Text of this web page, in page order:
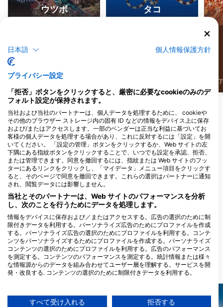
ウツボ タコ
F
このダイビングサイトに対応するダイビン
グセンター
DiveZone, SCUBA &
FREEDIVING CENTRUM
Zamecky Okruh 38/4, 74601 Opava,
チェコ共和国
近くのダイブサイト
日本語 個人情報保護方針
プライバシー設定
「拒否」ボタンをクリックすると、厳密に必要なcookieのみのデ
フォルト設定が保持されます。
当社および当社のパートナーは、個人データを処理するために、 cookieや
その他のブラウザー ストレージ内の固有 ID などの情報をデバイス上に保存
および/またはアクセスします。一部のベンダーは正当な利益に基づいてお
客様の個人データを処理する場合があり、これに反対するには「設定」を開
いてください。 「設定の管理」ボタンをクリックするか、Web サイトの左
下隅にある指紋ボタンをクリックすることで、いつでも設定を承認、拒否、
または管理できます。同意を撤回するには、指紋または Web サイトのフッ
ターにあるリンクをクリックし、「マイデータ」メニュー項目をクリックす
ると、そのページで同意を撤回できます。これらの選択はパートナーに通知
され、閲覧データには影響しません。
当社とそのパートナーは、Web サイトのパフォーマンスを分析
し、次のことを行うためにデータを処理します。
情報をデバイスに保存および／またはアクセスする。広告の選択のために制
限付きデータを利用する。パーソナライズ広告のためにプロファイルを作成
する。パーソナライズ広告の選択のためにプロファイルを利用する。コンテ
ンツをパーソナライズするためにプロファイルを作成する。パーソナライズ
コンテンツの選択のためにプロファイルを利用する。広告のパフォーマンス
を測定する。コンテンツのパフォーマンスを測定する。統計情報または様々
な情報源からのデータを組み合わせてユーザー層を理解する。サービスを開
発・改良する. コンテンツの選択のために制限付きデータを利用する。
データは欧州連合外で共有され、米国に送信される場合があります。
すべて受け入れる 拒否する